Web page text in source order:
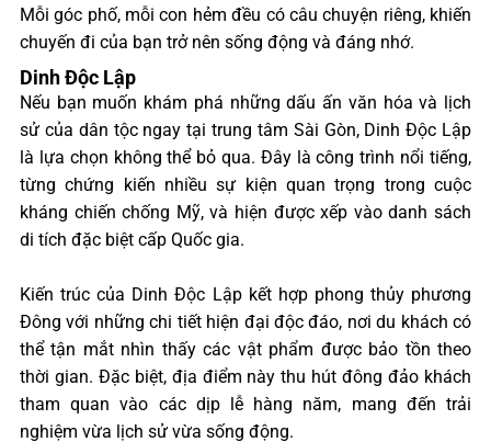
Mỗi góc phố, mỗi con hẻm đều có câu chuyện riêng, khiến
chuyến đi của bạn trở nên sống động và đáng nhớ.
Dinh Độc Lập
Nếu bạn muốn khám phá những dấu ấn văn hóa và lịch
sử của dân tộc ngay tại trung tâm Sài Gòn, Dinh Độc Lập
là lựa chọn không thể bỏ qua. Đây là công trình nổi tiếng,
từng chứng kiến nhiều sự kiện quan trọng trong cuộc
kháng chiến chống Mỹ, và hiện được xếp vào danh sách
di tích đặc biệt cấp Quốc gia.
Kiến trúc của Dinh Độc Lập kết hợp phong thủy phương
Đông với những chi tiết hiện đại độc đáo, nơi du khách có
thể tận mắt nhìn thấy các vật phẩm được bảo tồn theo
thời gian. Đặc biệt, địa điểm này thu hút đông đảo khách
tham quan vào các dịp lễ hàng năm, mang đến trải
nghiệm vừa lịch sử vừa sống động.